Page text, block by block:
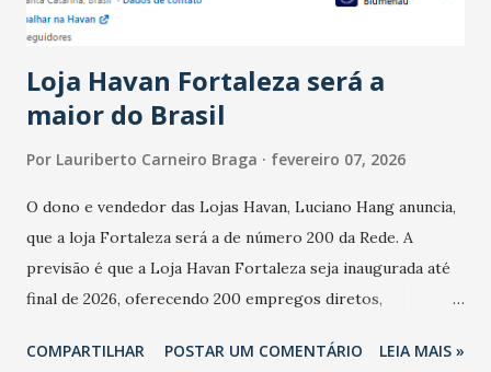
novembro. Em relação a outubro, o faturamento também
Loja Havan Fortaleza será a
maior do Brasil
Por Lauriberto Carneiro Braga fevereiro 07, 2026
O dono e vendedor das Lojas Havan, Luciano Hang anuncia,
que a loja Fortaleza será a de número 200 da Rede. A
previsão é que a Loja Havan Fortaleza seja inaugurada até
final de 2026, oferecendo 200 empregos diretos,
Havan Fortaleza ainda não foi anunciada oficialmente, mas
COMPARTILHAR POSTAR UM COMENTÁRIO LEIA MAIS »